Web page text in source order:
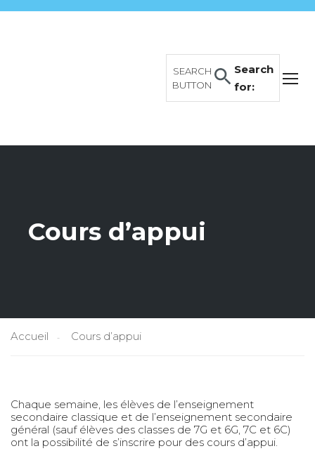
Search
for:
SEARCH
BUTTON
Cours d’appui
Accueil Cours d’appui
Chaque semaine, les élèves de l’enseignement
secondaire classique et de l’enseignement secondaire
général (sauf élèves des classes de 7G et 6G, 7C et 6C)
ont la possibilité de s’inscrire pour des cours d’appui.